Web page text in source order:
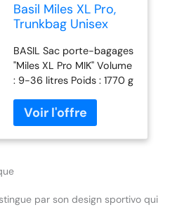
Basil Miles XL Pro,
Trunkbag Unisex
Arancio, 9-36 Liter
BASIL Sac porte-bagages
"Miles XL Pro MIK" Volume
: 9-36 litres Poids : 1770 g
latérales rabattables
par son design sportivo qui